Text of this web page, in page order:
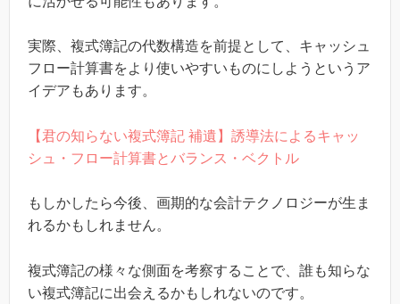
実際、複式簿記の代数構造を前提として、キャッシュ
フロー計算書をより使いやすいものにしようというア
イデアもあります。
【君の知らない複式簿記 補遺】誘導法によるキャッ
シュ・フロー計算書とバランス・ベクトル
もしかしたら今後、画期的な会計テクノロジーが生ま
れるかもしれません。
複式簿記の様々な側面を考察することで、誰も知らな
い複式簿記に出会えるかもしれないのです。